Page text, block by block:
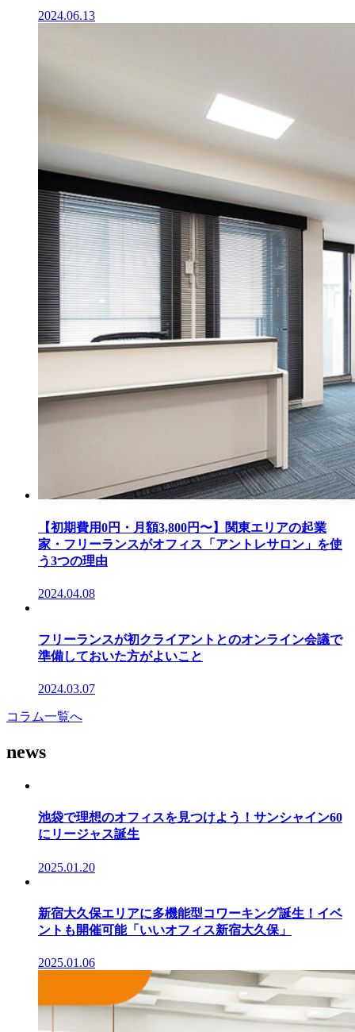
2024.06.13
【初期費用0円・月額3,800円〜】関東エリアの起業
家・フリーランスがオフィス「アントレサロン」を使
う3つの理由
2024.04.08
フリーランスが初クライアントとのオンライン会議で
準備しておいた方がよいこと
2024.03.07
コラム一覧へ
news
池袋で理想のオフィスを見つけよう！サンシャイン60
にリージャス誕生
2025.01.20
新宿大久保エリアに多機能型コワーキング誕生！イベ
ントも開催可能「いいオフィス新宿大久保」
2025.01.06